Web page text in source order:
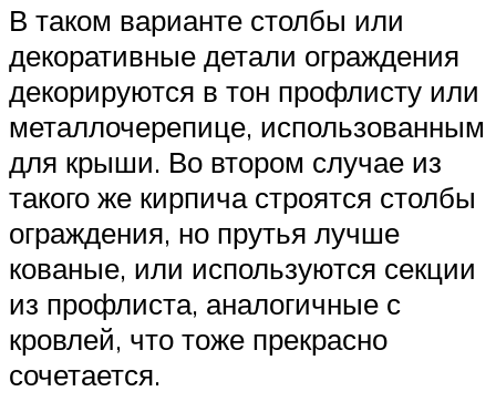
В таком варианте столбы или
декоративные детали ограждения
декорируются в тон профлисту или
металлочерепице, использованным
для крыши. Во втором случае из
такого же кирпича строятся столбы
ограждения, но прутья лучше
кованые, или используются секции
из профлиста, аналогичные с
кровлей, что тоже прекрасно
сочетается.